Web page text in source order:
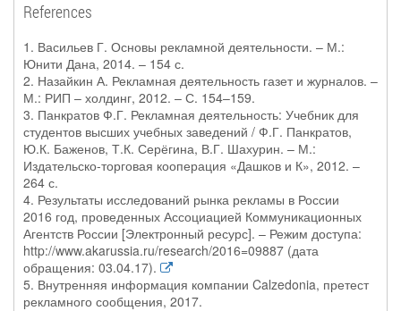
References
1. Васильев Г. Основы рекламной деятельности. – М.:
Юнити Дана, 2014. – 154 с.
2. Назайкин А. Рекламная деятельность газет и журналов. –
М.: РИП – холдинг, 2012. – С. 154–159.
3. Панкратов Ф.Г. Рекламная деятельность: Учебник для
студентов высших учебных заведений / Ф.Г. Панкратов,
Ю.К. Баженов, Т.К. Серёгина, В.Г. Шахурин. – М.:
Издательско-торговая кооперация «Дашков и К», 2012. –
264 с.
4. Результаты исследований рынка рекламы в России
2016 год, проведенных Ассоциацией Коммуникационных
Агентств России [Электронный ресурс]. – Режим доступа:
http://www.akarussia.ru/research/2016=09887 (дата
обращения: 03.04.17).
5. Внутренняя информация компании Calzedonia, претест
рекламного сообщения, 2017.